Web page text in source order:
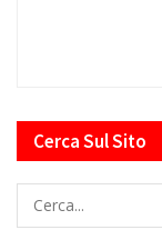
Cerca Sul Sito